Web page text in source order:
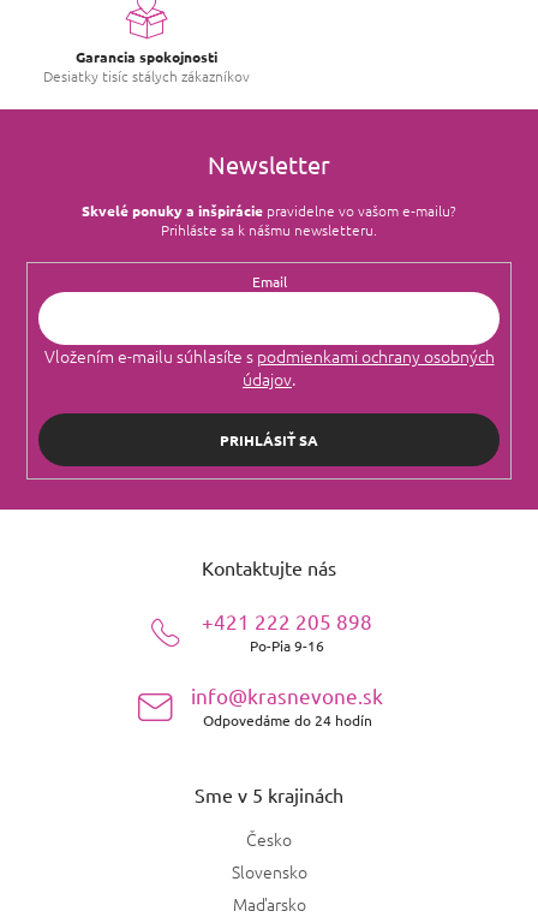
ý
i
s
Garancia spokojnosti
Desiatky tisíc stálych zákazníkov
Newsletter
Skvelé ponuky a inšpirácie pravidelne vo vašom e‑mailu?
Prihláste sa k nášmu newsletteru.
Email
Vložením e-mailu súhlasíte s podmienkami ochrany osobných
údajov.
PRIHLÁSIŤ SA
Kontaktujte nás
+421 222 205 898
Po-Pia 9-16
info@krasnevone.sk
Odpovedáme do 24 hodín
Sme v 5 krajinách
Česko
Slovensko
Maďarsko